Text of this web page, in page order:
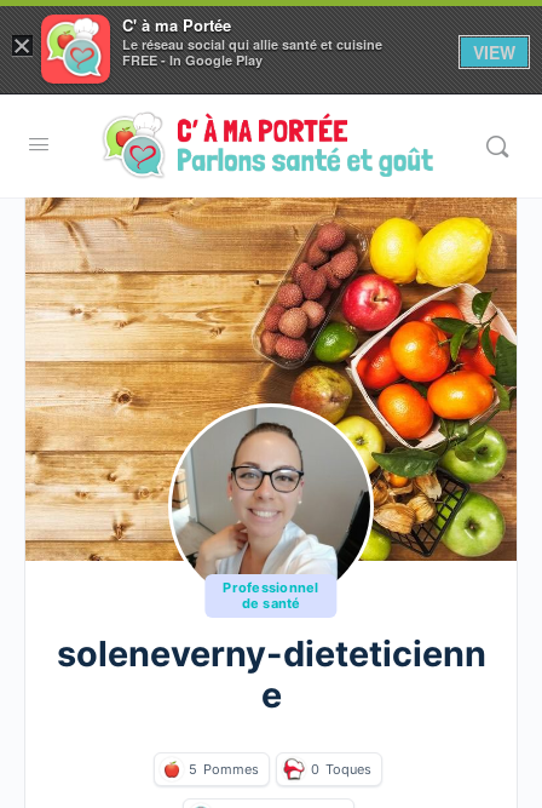
Aller au
contenu
Professionnel
de santé
soleneverny-dieteticienn
e
5 Pommes 0 Toques
×
C' à ma Portée
Le réseau social qui allie santé et cuisine
FREE - In Google Play
VIEW